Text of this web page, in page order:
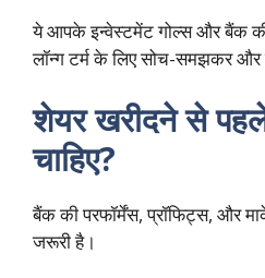
ये आपके इन्वेस्टमेंट गोल्स और बैंक की
लॉन्ग टर्म के लिए सोच-समझकर और
शेयर खरीदने से
चाहिए?
बैंक की परफॉर्मेंस, प्रॉफिट्स, और
जरूरी है।